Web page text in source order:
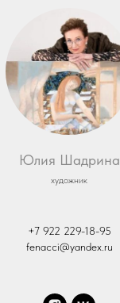
Юлия Шадрина
художник
+7 922 229-18-95
fenacci@yandex.ru